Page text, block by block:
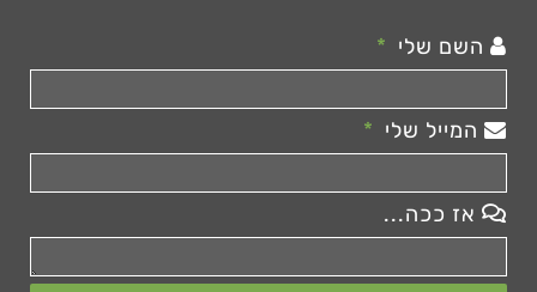
השם שלי
המייל שלי
אז ככה...